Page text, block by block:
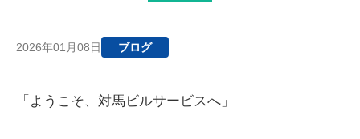
2026年01月08日 ブログ
「ようこそ、対馬ビルサービスへ」